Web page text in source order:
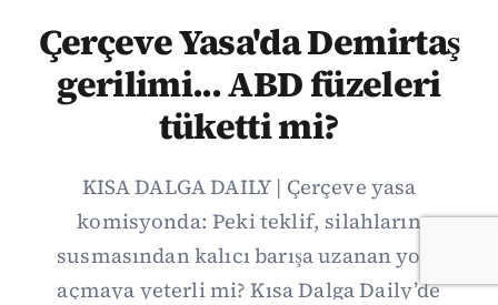
Çerçeve Yasa'da Demirtaş
gerilimi... ABD füzeleri
tüketti mi?
KISA DALGA DAILY | Çerçeve yasa
komisyonda: Peki teklif, silahların
susmasından kalıcı barışa uzanan yolu
açmaya yeterli mi? Kısa Dalga Daily’de